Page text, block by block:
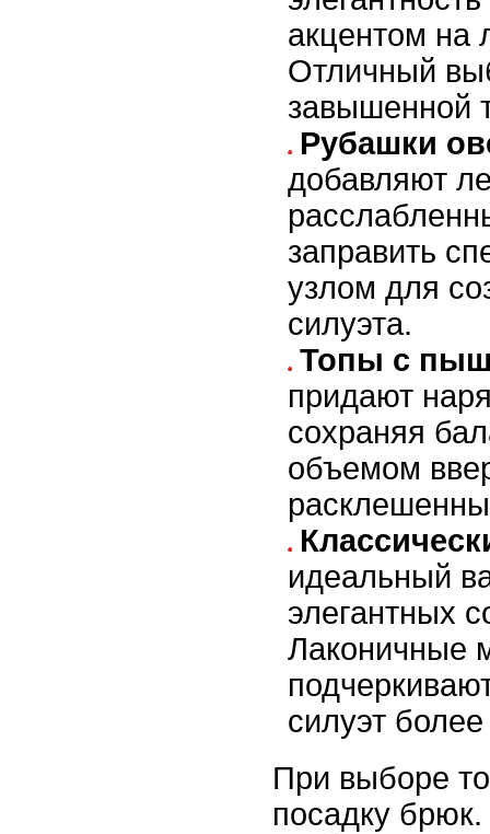
акцентом на
Отличный
завышенной
Рубашки
добавляют
заправить
узлом для
силуэта.
Топы с
придают
сохраняя
объемом
идеальный
элегантных
Лаконичные
силуэт
При выборе
посадку